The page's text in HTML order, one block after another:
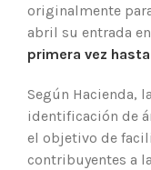
originalmente
abril su entrada
primera vez
Según Hacienda,
identificación de
el objetivo de
contribuyentes a